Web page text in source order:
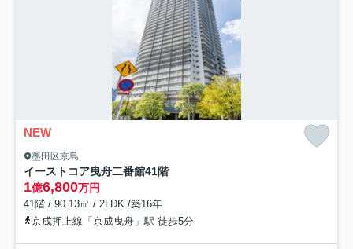
NEW
墨田区京島
イーストコア曳舟二番館41階
1億6,800万円
41階 / 90.13㎡ / 2LDK /築16年
京成押上線「京成曳舟」駅 徒歩5分